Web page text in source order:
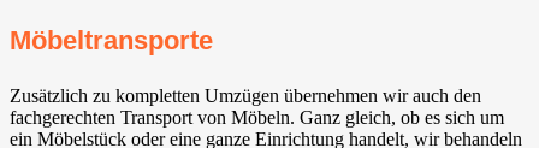
Möbeltransporte
Zusätzlich zu kompletten Umzügen übernehmen wir auch den
fachgerechten Transport von Möbeln. Ganz gleich, ob es sich um
ein Möbelstück oder eine ganze Einrichtung handelt, wir behandeln